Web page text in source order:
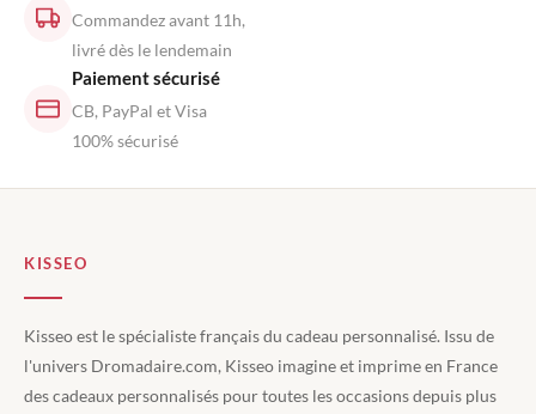
Commandez avant 11h,
livré dès le lendemain
Paiement sécurisé
CB, PayPal et Visa
100% sécurisé
KISSEO
Kisseo est le spécialiste français du cadeau personnalisé. Issu de
l'univers Dromadaire.com, Kisseo imagine et imprime en France
des cadeaux personnalisés pour toutes les occasions depuis plus